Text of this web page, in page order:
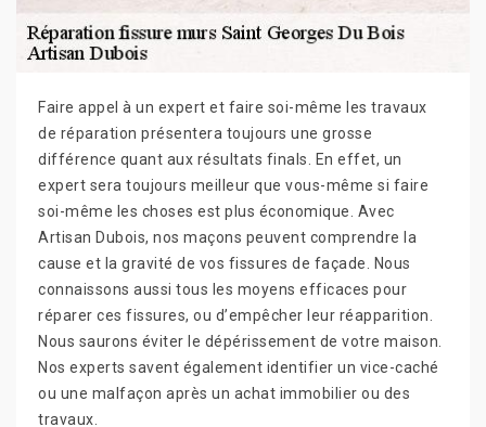
Faire appel à un expert et faire soi-même les travaux
de réparation présentera toujours une grosse
différence quant aux résultats finals. En effet, un
expert sera toujours meilleur que vous-même si faire
soi-même les choses est plus économique. Avec
Artisan Dubois, nos maçons peuvent comprendre la
cause et la gravité de vos fissures de façade. Nous
connaissons aussi tous les moyens efficaces pour
réparer ces fissures, ou d’empêcher leur réapparition.
Nous saurons éviter le dépérissement de votre maison.
Nos experts savent également identifier un vice-caché
ou une malfaçon après un achat immobilier ou des
travaux.